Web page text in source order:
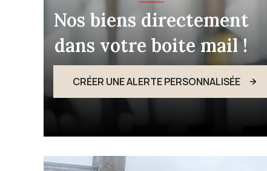
Nos biens directement
dans votre boite mail !
CRÉER UNE ALERTE PERSONNALISÉE